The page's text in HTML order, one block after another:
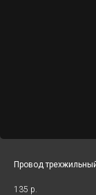
Провод
135 р.